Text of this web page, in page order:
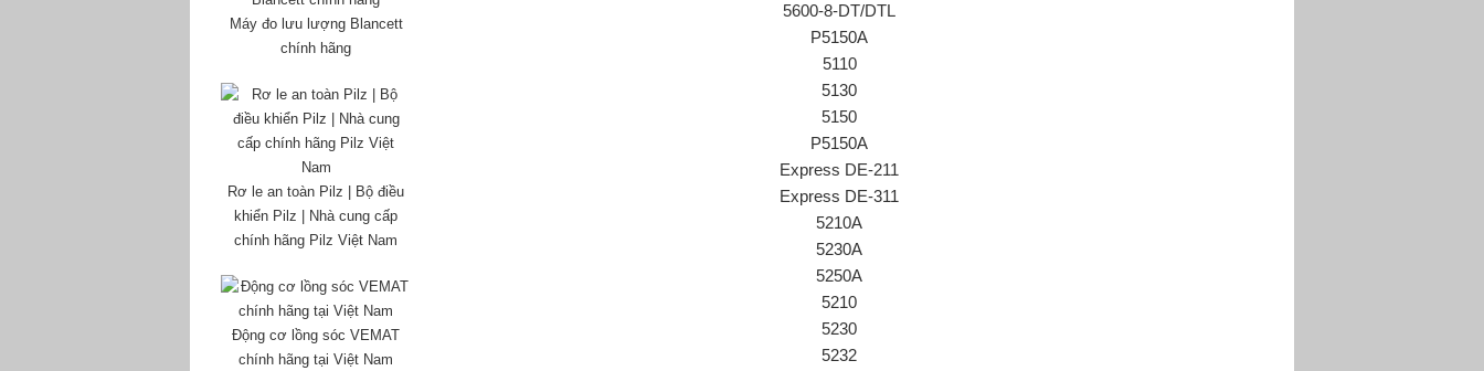
5600-8-DT/DTL
P5150A
5110
5130
5150
P5150A
Express DE-211
Express DE-311
5210A
5230A
5250A
5210
5230
5232
Máy đo lưu lượng Blancett
chính hãng
Rơ le an toàn Pilz | Bộ điều
khiển Pilz | Nhà cung cấp
chính hãng Pilz Việt Nam
Động cơ lồng sóc VEMAT
chính hãng tại Việt Nam